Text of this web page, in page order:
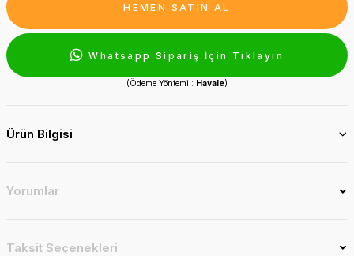
HEMEN SATIN AL
Whatsapp Sipariş İçin Tıklayın
(Ödeme Yöntemi : Havale)
Ürün Bilgisi
Yorumlar
Taksit Seçenekleri